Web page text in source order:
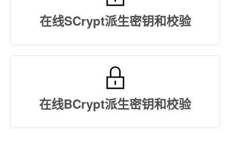
在线SCrypt派生密钥和校验
在线BCrypt派生密钥和校验